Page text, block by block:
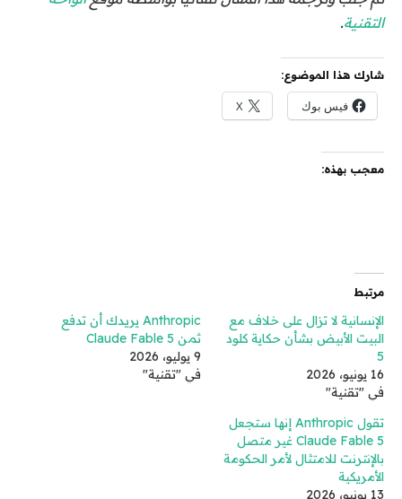
التقنية.
شارك هذا الموضوع:
فيس بوك X
معجب بهذه:
مرتبط
الإنسانية لا تزال على خلاف مع
البيت الأبيض بشأن حكاية كلود
5
16 يونيو، 2026
في "تقنية"
Anthropic يريدك أن تدفع
ثمن Claude Fable 5
9 يوليو، 2026
في "تقنية"
تقول Anthropic إنها ستجعل
Claude Fable 5 غير متصل
بالإنترنت للامتثال لأمر الحكومة
الأمريكية
13 يونيو، 2026